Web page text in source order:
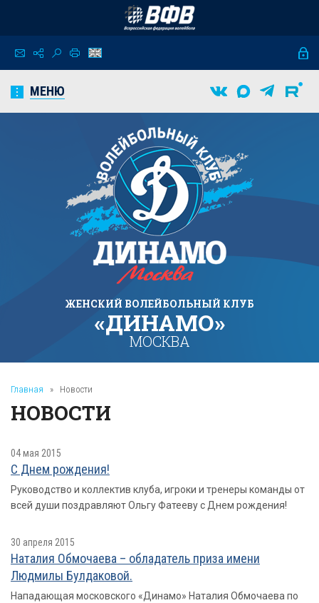
МЕНЮ
ЖЕНСКИЙ ВОЛЕЙБОЛЬНЫЙ КЛУБ
«ДИНАМО»
МОСКВА
Главная » Новости
НОВОСТИ
04 мая 2015
С Днем рождения!
Руководство и коллектив клуба, игроки и тренеры команды от
всей души поздравляют Ольгу Фатееву с Днем рождения!
30 апреля 2015
Наталия Обмочаева – обладатель приза имени
Людмилы Булдаковой.
Нападающая московского «Динамо» Наталия Обмочаева по